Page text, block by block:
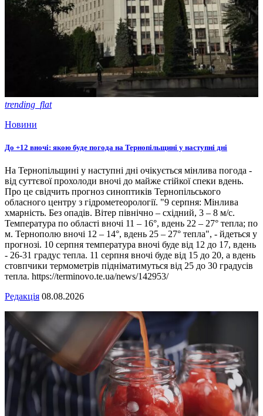
trending_flat
Новини
До +12 вночі: якою буде погода на Тернопільщині у наступні дні
На Тернопільщині у наступні дні очікується мінлива погода -
від суттєвої прохолоди вночі до майже стійкої спеки вдень.
Про це свідчить прогноз синоптиків Тернопільського
обласного центру з гідрометеорології. "9 серпня: Мінлива
хмарність. Без опадів. Вітер північно – східний, 3 – 8 м/с.
Температура по області вночі 11 – 16°, вдень 22 – 27° тепла; по
м. Тернополю вночі 12 – 14°, вдень 25 – 27° тепла", - йдеться у
прогнозі. 10 серпня температура вночі буде від 12 до 17, вдень
- 26-31 градус тепла. 11 серпня вночі буде від 15 до 20, а вдень
стовпчики термометрів підніматимуться від 25 до 30 градусів
тепла. https://terminovo.te.ua/news/142953/
Редакція 08.08.2026